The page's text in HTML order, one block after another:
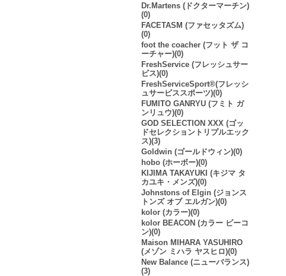
Dr.Martens (ドクターマーチン)
(0)
FACETASM (ファセッタズム)
(0)
foot the coacher (フット ザ コ
ーチャー)(0)
FreshService (フレッシュサー
ビス)(0)
FreshServiceSport®︎(フレッシ
ュサービススポーツ)(0)
FUMITO GANRYU (フミト ガ
ンリュウ)(0)
GOD SELECTION XXX (ゴッ
ドセレクショントリプルエック
ス)(3)
Goldwin (ゴールドウィン)(0)
hobo (ホーボー)(0)
KIJIMA TAKAYUKI (キジマ タ
カユキ・メンズ)(0)
Johnstons of Elgin (ジョンス
トンズ オブ エルガン)(0)
kolor (カラー)(0)
kolor BEACON (カラー ビーコ
ン)(0)
Maison MIHARA YASUHIRO
(メゾン ミハラ ヤスヒロ)(0)
New Balance (ニューバランス)
(3)